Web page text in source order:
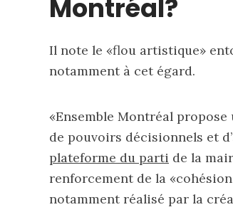
Montréal?
Il note le «flou artistique»
notamment à cet égard.
«Ensemble Montréal
de pouvoirs décisionnels et
plateforme du parti de la
renforcement de la
notamment réalisé par la